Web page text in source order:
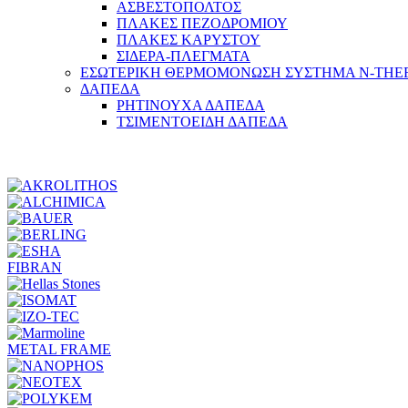
ΑΣΒΕΣΤΟΠΟΛΤΟΣ
ΠΛΑΚΕΣ ΠΕΖΟΔΡΟΜΙΟΥ
ΠΛΑΚΕΣ ΚΑΡΥΣΤΟΥ
ΣΙΔΕΡΑ-ΠΛΕΓΜΑΤΑ
ΕΣΩΤΕΡΙΚΗ ΘΕΡΜΟΜΟΝΩΣΗ ΣΥΣΤΗΜΑ N-
ΔΑΠΕΔΑ
ΡΗΤΙΝΟΥΧΑ ΔΑΠΕΔΑ
ΤΣΙΜΕΝΤΟΕΙΔΗ ΔΑΠΕΔΑ
FIBRAN
METAL FRAME